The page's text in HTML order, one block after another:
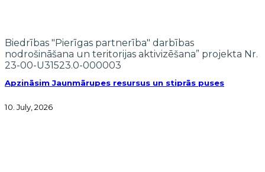
Apzināsim Jaunmārupes resursus un stiprās puses
10. July, 2026
Biedrības "Pierīgas partnerība" darbības
nodrošināšana un teritorijas aktivizēšana” projekta Nr.
23-00-U31523.0-000003